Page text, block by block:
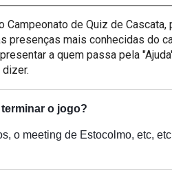
Campeonato de Quiz de
presenças mais conhecidas do
a quem passa pela
o jogo?
o meeting de Estocolmo, etc,